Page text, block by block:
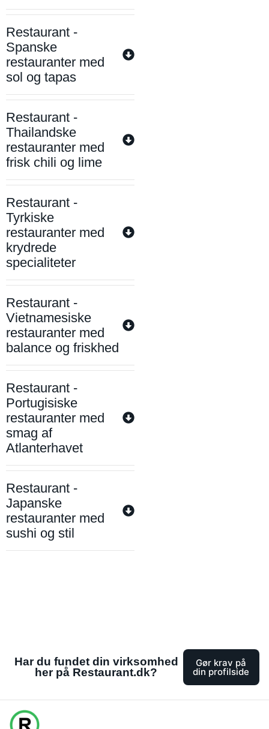
Restaurant -
Spanske
restauranter med
sol og tapas
Restaurant -
Thailandske
restauranter med
frisk chili og lime
Restaurant -
Tyrkiske
restauranter med
krydrede
specialiteter
Restaurant -
Vietnamesiske
restauranter med
balance og friskhed
Restaurant -
Portugisiske
restauranter med
smag af
Atlanterhavet
Restaurant -
Japanske
restauranter med
sushi og stil
Har du fundet din virksomhed
her på Restaurant.dk?
Gør krav på
din profilside